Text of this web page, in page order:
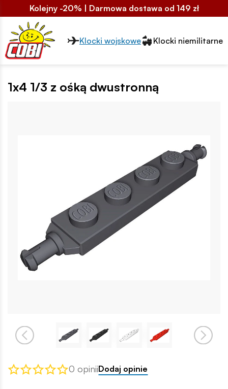
Kolejny -20% | Darmowa dostawa od 149 zł
Przełącznik segmentów2
Klocki wojskowe Klocki niemilitarne
1x4 1/3 z ośką dwustronną
0 opiniiDodaj opinie